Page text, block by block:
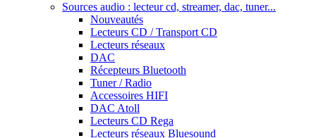
Sources audio : lecteur cd, streamer, dac, tuner...
Nouveautés
Lecteurs CD / Transport CD
Lecteurs réseaux
DAC
Récepteurs Bluetooth
Tuner / Radio
Accessoires HIFI
DAC Atoll
Lecteurs CD Rega
Lecteurs réseaux Bluesound